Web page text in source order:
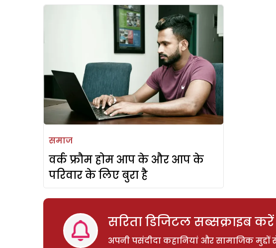
समाज
वर्क फ्रौम होम आप के और आप के
परिवार के लिए बुरा है
सरिता डिजिटल सब्सक्राइब करें
अपनी पसंदीदा कहानियां और सामाजिक